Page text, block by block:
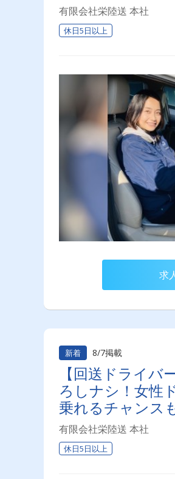
有限会社栄陸送 本社
休日5日以上
求
新着 8/7掲載
【回送ドライ
ろしナシ！女性
乗れるチャンス
有限会社栄陸送 本社
休日5日以上